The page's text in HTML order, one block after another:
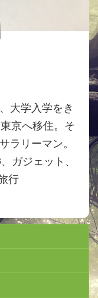
大学入学をき
京へ移住。そ
ラリーマン。
ガジェット、
行